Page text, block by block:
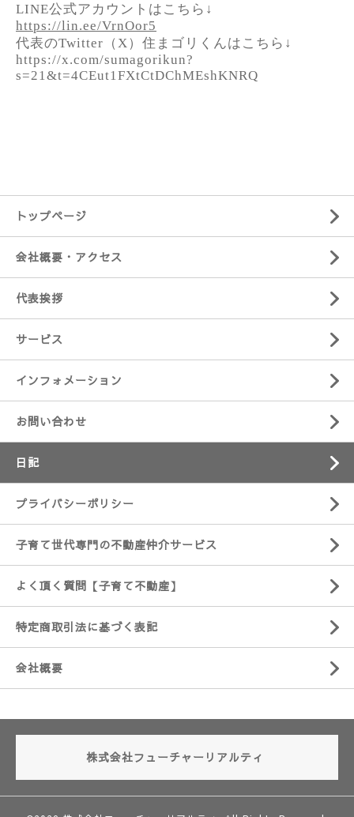
LINE公式アカウントはこちら↓
https://lin.ee/VrnOor5
代表のTwitter（X）住まゴリくんはこちら↓
https://x.com/sumagorikun?
s=21&t=4CEut1FXtCtDChMEshKNRQ
トップページ
会社概要・アクセス
代表挨拶
サービス
インフォメーション
お問い合わせ
日記
プライバシーポリシー
子育て世代専門の不動産仲介サービス
よく頂く質問【子育て不動産】
特定商取引法に基づく表記
会社概要
株式会社フューチャーリアルティ